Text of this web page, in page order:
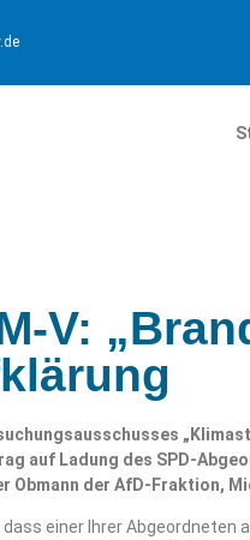
V:
auf Ladung des SPD-
Obmann der AfD-Fraktion,
einer Ihrer Abgeordneten